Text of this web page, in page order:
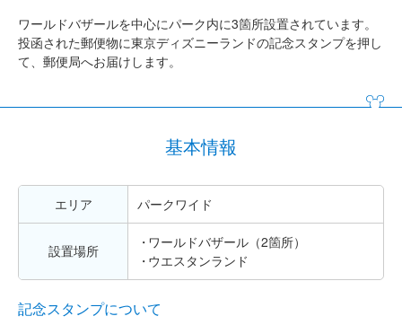
ワールドバザールを中心にパーク内に3箇所設置されています。
投函された郵便物に東京ディズニーランドの記念スタンプを押し
て、郵便局へお届けします。
基本情報
エリア パークワイド
設置場所
ワールドバザール（2箇所）
ウエスタンランド
記念スタンプについて